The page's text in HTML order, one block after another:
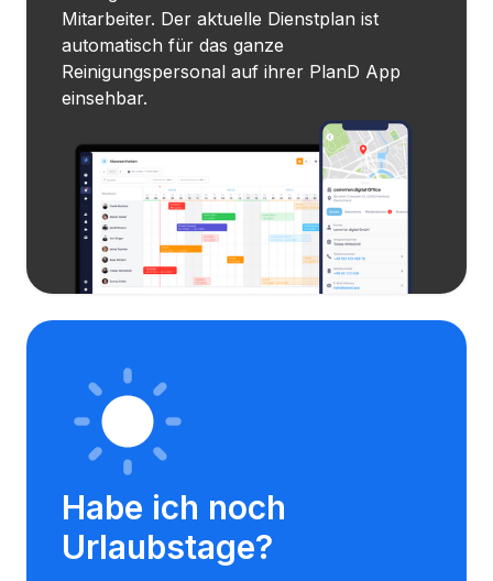
Mitarbeiter. Der aktuelle Dienstplan ist
automatisch für das ganze
Reinigungspersonal auf ihrer PlanD App
einsehbar.
Habe ich noch
Urlaubstage?